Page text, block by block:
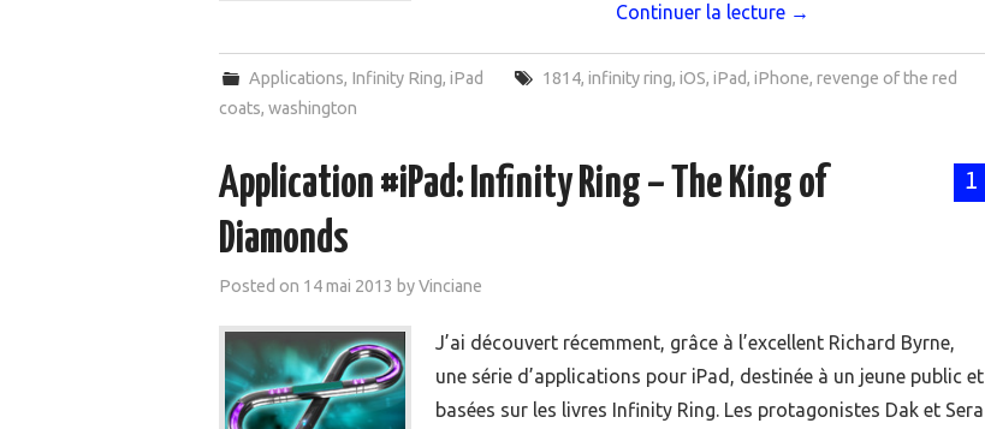
Continuer la lecture →
Applications, Infinity Ring,iPad 1814, infinity ring, iOS, iPad, iPhone, revenge of the red
coats, washington
1
Application #iPad: Infinity Ring – The King of
Diamonds
Posted on 14 mai 2013 byVinciane
J’ai découvert récemment, grâce à l’excellent Richard Byrne,
une série d’applications pour iPad, destinée à un jeune public et
basées sur les livres Infinity Ring. Les protagonistes Dak et Sera